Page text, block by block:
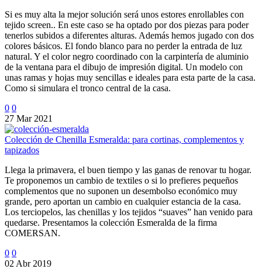
Si es muy alta la mejor solución será unos estores enrollables con
tejido screen.. En este caso se ha optado por dos piezas para poder
tenerlos subidos a diferentes alturas. Además hemos jugado con dos
colores básicos. El fondo blanco para no perder la entrada de luz
natural. Y el color negro coordinado con la carpintería de aluminio
de la ventana para el dibujo de impresión digital. Un modelo con
unas ramas y hojas muy sencillas e ideales para esta parte de la casa.
Como si simulara el tronco central de la casa.
0 0
27 Mar 2021
Colección de Chenilla Esmeralda: para cortinas, complementos y
tapizados
Llega la primavera, el buen tiempo y las ganas de renovar tu hogar.
Te proponemos un cambio de textiles o si lo prefieres pequeños
complementos que no suponen un desembolso económico muy
grande, pero aportan un cambio en cualquier estancia de la casa.
Los terciopelos, las chenillas y los tejidos “suaves” han venido para
quedarse. Presentamos la colección Esmeralda de la firma
COMERSAN.
0 0
02 Abr 2019